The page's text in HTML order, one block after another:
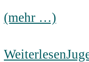
(mehr …)
Weiterlesen